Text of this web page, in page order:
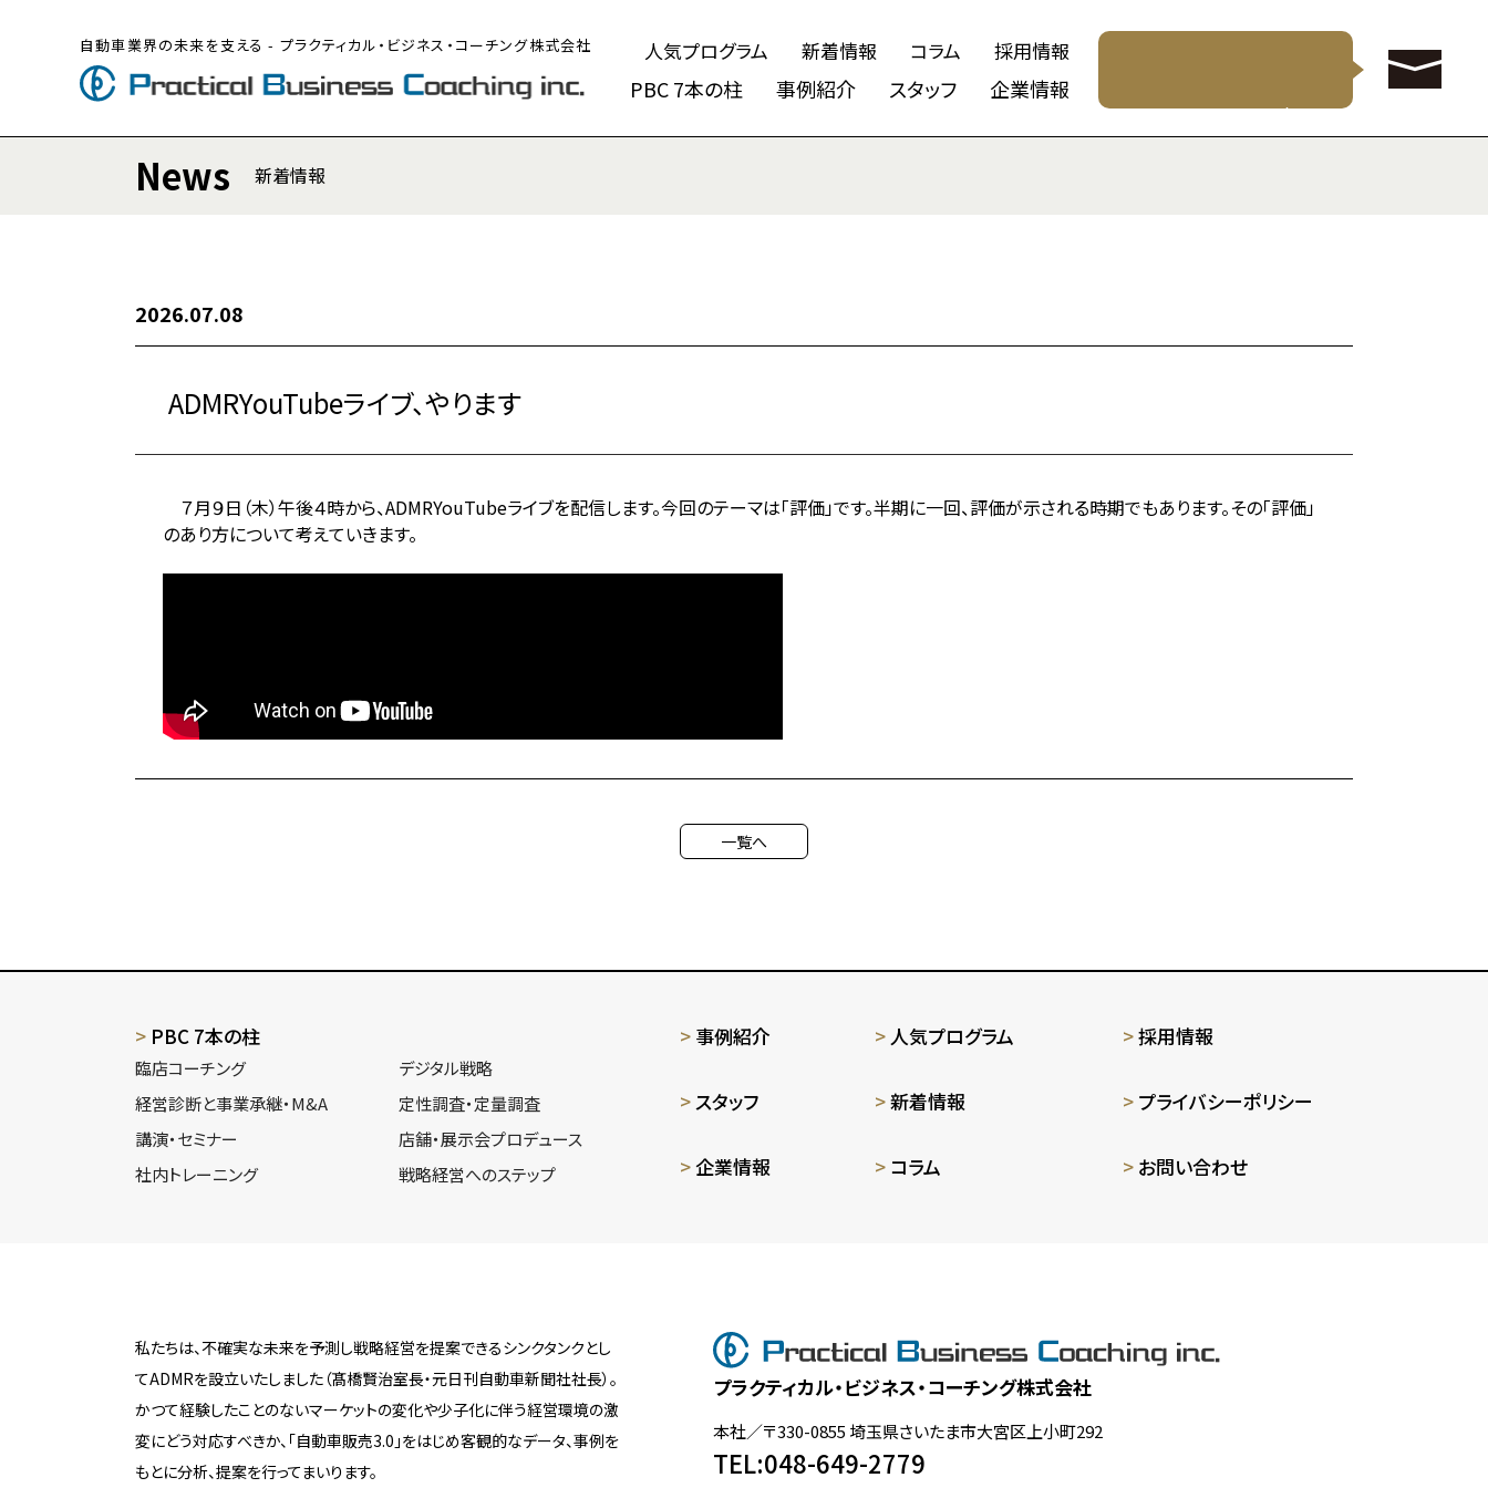
自動車業界の未来を支える - プラクティカル・ビジネス・コーチング株式会社 人気プログラム 新着情報 コラム 採用情報
PBC 7本の柱 事例紹介 スタッフ 企業情報
News 新着情報
2026.07.08
ADMRYouTubeライブ、やります
７月９日（木）午後４時から、ADMRYouTubeライブを配信します。今回のテーマは「評価」です。半期に一回、評価が示される時期でもあります。その「評価」
のあり方について考えていきます。
一覧へ
PBC 7本の柱
臨店コーチング
経営診断と事業承継・M&A
講演・セミナー
社内トレーニング
デジタル戦略
定性調査・定量調査
店舗・展示会プロデュース
戦略経営へのステップ
事例紹介
スタッフ
企業情報
人気プログラム
新着情報
コラム
採用情報
プライバシーポリシー
お問い合わせ
私たちは、不確実な未来を予測し戦略経営を提案できるシンクタンクとし
てADMRを設立いたしました（髙橋賢治室長・元日刊自動車新聞社社長）。
かつて経験したことのないマーケットの変化や少子化に伴う経営環境の激
変にどう対応すべきか、「自動車販売3.0」をはじめ客観的なデータ、事例を
もとに分析、提案を行ってまいります。
プラクティカル・ビジネス・コーチング株式会社
本社／〒330-0855 埼玉県さいたま市大宮区上小町292
TEL:048-649-2779